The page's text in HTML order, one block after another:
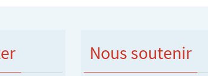
Nous soutenir